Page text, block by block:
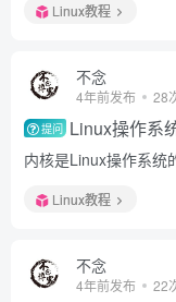
Linux教程
不念
4年前发布 28
提问 Linux操作系
内核是Linux操作系统
Linux教程
不念
4年前发布 22